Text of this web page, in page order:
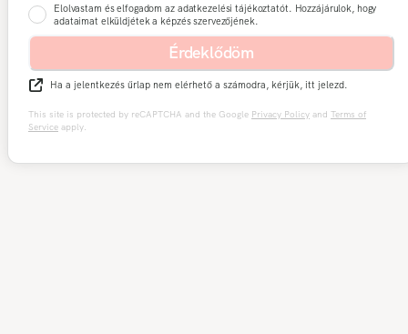
Elolvastam és elfogadom az adatkezelési tájékoztatót. Hozzájárulok, hogy
adataimat elküldjétek a képzés szervezőjének.
Érdeklődöm
Ha a jelentkezés űrlap nem elérhető a számodra, kérjük, itt jelezd.
This site is protected by reCAPTCHA and the Google Privacy Policy and Terms of
Service apply.